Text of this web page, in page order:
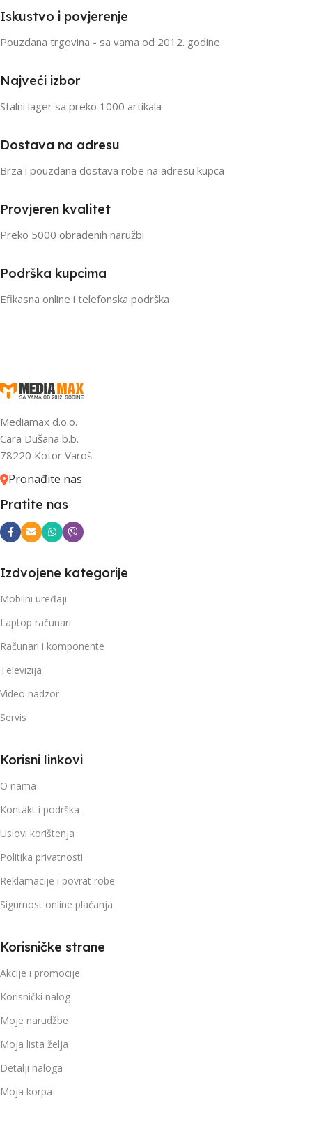
Iskustvo i povjerenje
Pouzdana trgovina - sa vama od 2012. godine
Najveći izbor
Stalni lager sa preko 1000 artikala
Dostava na adresu
Brza i pouzdana dostava robe na adresu kupca
Provjeren kvalitet
Preko 5000 obrađenih naružbi
Podrška kupcima
Efikasna online i telefonska podrška
Mediamax d.o.o.
Cara Dušana b.b.
78220 Kotor Varoš
Pronađite nas
Pratite nas
Izdvojene kategorije
Mobilni uređaji
Laptop računari
Računari i komponente
Televizija
Video nadzor
Servis
Korisni linkovi
O nama
Kontakt i podrška
Uslovi korištenja
Politika privatnosti
Reklamacije i povrat robe
Sigurnost online plaćanja
Korisničke strane
Akcije i promocije
Korisnički nalog
Moje narudžbe
Moja lista želja
Detalji naloga
Moja korpa